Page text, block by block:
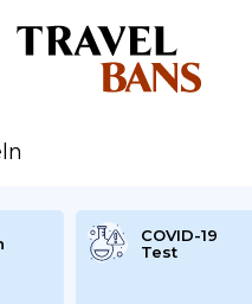
COVID-19
Test